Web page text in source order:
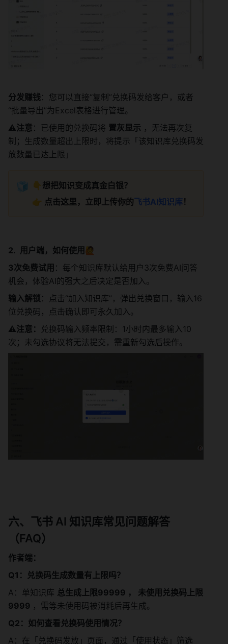
分发赚钱 ：您可以直接“复制”兑换码发给客户，或者
“批量导出”为Excel表格进行管理。
⚠️注意 ：已使用的兑换码将 置灰显示 ，无法再次复
制；生成数量超出上限时，将提示「该知识库兑换码发
放数量已达上限」
🧊 👇 想把知识变成真金白银？
👉 点击这里，立即上传你的飞书AI知识库！
用户端，如何使用🙋
3次免费试用 ：每个知识库默认给用户3次免费AI问答
机会，体验AI的强大之后决定是否加入。
输入解锁 ：点击“加入知识库”，弹出兑换窗口，输入16
位兑换码，点击确认即可永久加入。
⚠️注意：
兑换码输入频率限制：1小时内最多输入10
次；未勾选协议将无法提交，需重新勾选后操作。
六、飞书 AI 知识库常见问题解答
（FAQ）
作者端：
Q1：兑换码生成数量有上限吗？
A：单知识库 总生成上限99999 ， 未使用兑换码上限
9999 ，需等未使用码被消耗后再生成。
Q2：如何查看兑换码使用情况？
A：在「兑换码发放」页面，通过「使用状态」筛选